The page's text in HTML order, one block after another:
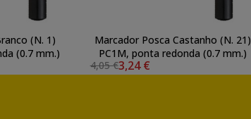
(N. 1)
(0.7 mm.)
Marcador Posca Castanho (N. 21)
PC1M, ponta redonda (0.7 mm.)
4,05 €3,24 €